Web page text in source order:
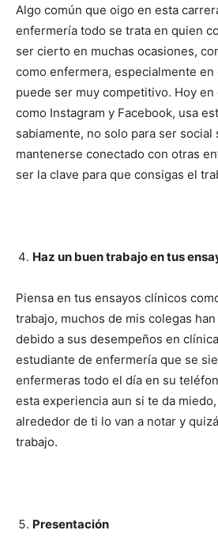
I WANT IN
I've read and accept thePrivacy
Algo común que oigo en esta
enfermería todo se trata en quien
ser cierto en muchas ocasiones,
como enfermera, especialmente en
puede ser muy competitivo. Hoy
como Instagram y Facebook, usa
sabiamente, no solo para ser social
mantenerse conectado con otras
ser la clave para que consigas el
Haz un buen trabajo en tus
Piensa en tus ensayos clínicos
trabajo, muchos de mis colegas
debido a sus desempeños en
estudiante de enfermería que se
enfermeras todo el día en su
esta experiencia aun si te da
alrededor de ti lo van a notar y
trabajo.
Presentación